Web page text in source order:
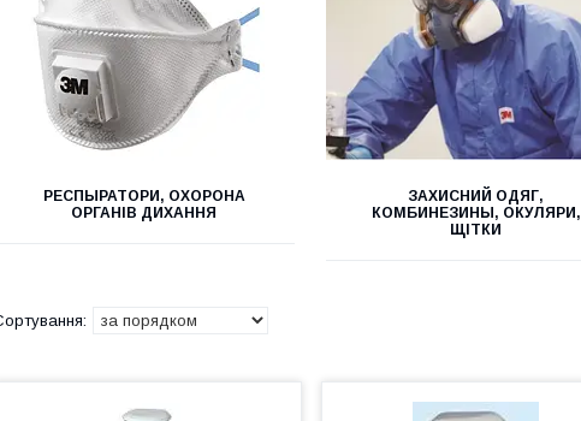
РЕСПЫРАТОРИ, ОХОРОНА
ОРГАНІВ ДИХАННЯ
ЗАХИСНИЙ ОДЯГ,
КОМБИНЕЗИНЫ, ОКУЛЯРИ,
ЩІТКИ